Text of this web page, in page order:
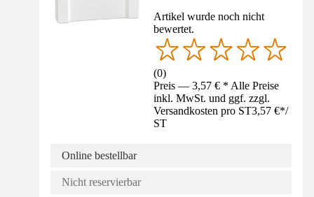
Artikel wurde noch nicht
bewertet.
(0)
Preis — 3,57 € * Alle Preise
inkl. MwSt. und ggf. zzgl.
Versandkosten pro ST3,57 €*/
ST
Online bestellbar
Nicht reservierbar